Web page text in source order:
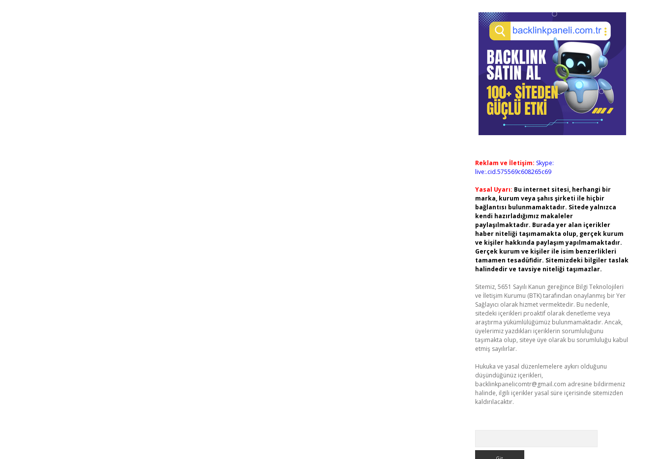
Reklam ve İletişim: Skype:
live:.cid.575569c608265c69
Yasal Uyarı: Bu internet sitesi, herhangi bir
marka, kurum veya şahıs şirketi ile hiçbir
bağlantısı bulunmamaktadır. Sitede yalnızca
kendi hazırladığımız makaleler
paylaşılmaktadır. Burada yer alan içerikler
haber niteliği taşımamakta olup, gerçek kurum
ve kişiler hakkında paylaşım yapılmamaktadır.
Gerçek kurum ve kişiler ile isim benzerlikleri
tamamen tesadüfidir. Sitemizdeki bilgiler taslak
halindedir ve tavsiye niteliği taşımazlar.
Sitemiz, 5651 Sayılı Kanun gereğince Bilgi Teknolojileri
ve İletişim Kurumu (BTK) tarafından onaylanmış bir Yer
Sağlayıcı olarak hizmet vermektedir. Bu nedenle,
sitedeki içerikleri proaktif olarak denetleme veya
araştırma yükümlülüğümüz bulunmamaktadır. Ancak,
üyelerimiz yazdıkları içeriklerin sorumluluğunu
taşımakta olup, siteye üye olarak bu sorumluluğu kabul
etmiş sayılırlar.
Hukuka ve yasal düzenlemelere aykırı olduğunu
düşündüğünüz içerikleri,
backlinkpanelicomtr@gmail.com adresine bildirmeniz
halinde, ilgili içerikler yasal süre içerisinde sitemizden
kaldırılacaktır.